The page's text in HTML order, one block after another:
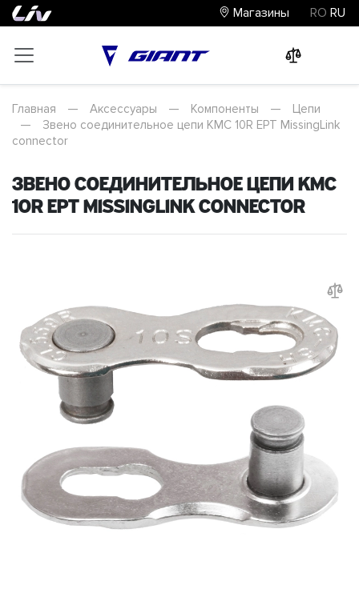
Магазины RO RU
Главная — Аксессуары — Компоненты —
Цепи
—
Звено соединительное цепи KMC 10R EPT MissingLink
connector
Звено соединительное цепи KMC
10R EPT MissingLink connector